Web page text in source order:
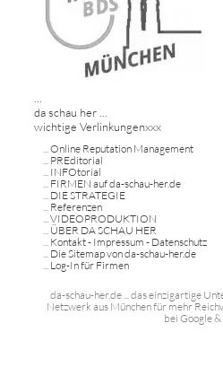
...
da schau her ...
wichtige Verlinkungenxxx
...Online Reputation Management
... PREditorial
... INFOtorial
... FIRMEN auf da-schau-her.de
... DIE STRATEGIE
... Referenzen
...VIDEOPRODUKTION
... ÜBER DA SCHAU HER
... Kontakt - Impressum - Datenschutz
... Die Sitemap von da-schau-her.de
... Log-In für Firmen
da-schau-her.de ... das einzigartige
Netzwerk aus München für mehr
bei Google &